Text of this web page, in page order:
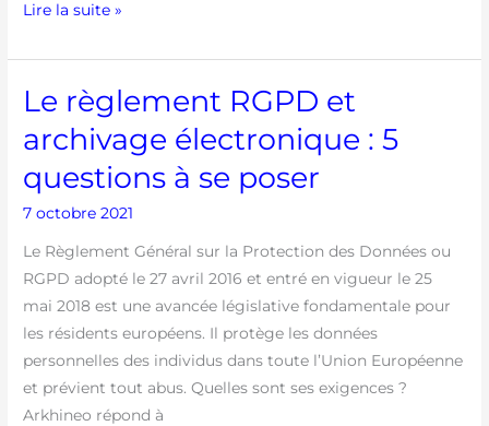
Lire la suite »
Le règlement RGPD et
archivage électronique : 5
questions à se poser
7 octobre 2021
Le Règlement Général sur la Protection des Données ou
RGPD adopté le 27 avril 2016 et entré en vigueur le 25
mai 2018 est une avancée législative fondamentale pour
les résidents européens. Il protège les données
personnelles des individus dans toute l’Union Européenne
et prévient tout abus. Quelles sont ses exigences ?
Arkhineo répond à
Le
règlement
RGPD
et
archivage
:
5
questions
à
se
poser